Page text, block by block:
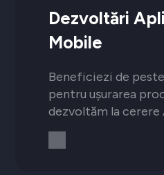
Dezvoltări
Mobile
Beneficiezi de
pentru ușurarea
dezvoltăm la